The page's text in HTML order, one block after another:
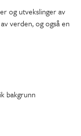
og utvekslinger av
verden, og også en
bakgrunn